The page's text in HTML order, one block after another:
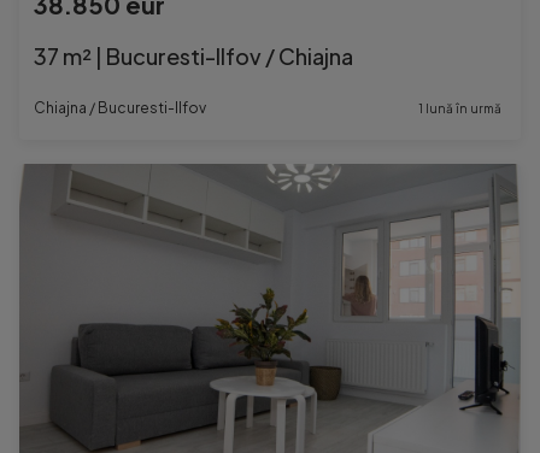
37 m² | Bucuresti-Ilfov / Chiajna
Chiajna / Bucuresti-Ilfov 1 lună în urmă